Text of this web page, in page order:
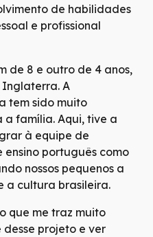
de habilidades
e profissional
de 8 e outro de 4 anos,
Inglaterra. A
tem sido muito
família. Aqui, tive a
à equipe de
ensino português como
nossos pequenos a
a cultura brasileira.
que me traz muito
projeto e ver